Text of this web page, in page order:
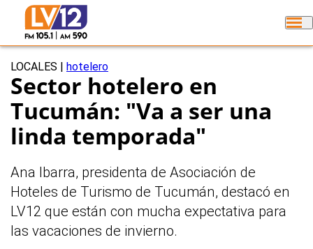
LOCALES hotelero
Sector hotelero en
Tucumán: "Va a ser una
linda temporada"
Ana Ibarra, presidenta de Asociación de
Hoteles de Turismo de Tucumán, destacó en
LV12 que están con mucha expectativa para
las vacaciones de invierno.